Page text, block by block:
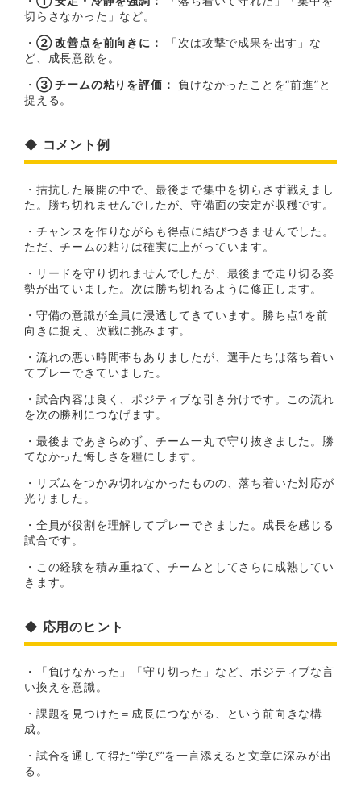
切らさなかった」など。
・ ② 改善点を前向きに：
「次は攻撃で成果を出す」な
ど、成長意欲を。
・ ③ チームの粘りを評価：
負けなかったことを“前進”と
捉える。
◆ コメント例
・拮抗した展開の中で、最後まで集中を切らさず戦えまし
た。勝ち切れませんでしたが、守備面の安定が収穫です。
・チャンスを作りながらも得点に結びつきませんでした。
ただ、チームの粘りは確実に上がっています。
・リードを守り切れませんでしたが、最後まで走り切る姿
勢が出ていました。次は勝ち切れるように修正します。
・守備の意識が全員に浸透してきています。勝ち点1を前
向きに捉え、次戦に挑みます。
・流れの悪い時間帯もありましたが、選手たちは落ち着い
てプレーできていました。
・試合内容は良く、ポジティブな引き分けです。この流れ
を次の勝利につなげます。
・最後まであきらめず、チーム一丸で守り抜きました。勝
てなかった悔しさを糧にします。
・リズムをつかみ切れなかったものの、落ち着いた対応が
光りました。
・全員が役割を理解してプレーできました。成長を感じる
試合です。
・この経験を積み重ねて、チームとしてさらに成熟してい
きます。
◆ 応用のヒント
・「負けなかった」「守り切った」など、ポジティブな言
い換えを意識。
・課題を見つけた＝成長につながる、という前向きな構
成。
・試合を通して得た“学び”を一言添えると文章に深みが出
る。